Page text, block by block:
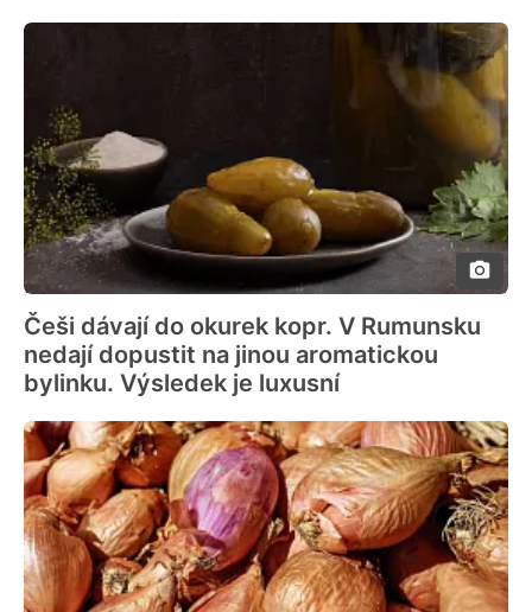
Češi dávají do okurek kopr. V Rumunsku
nedají dopustit na jinou aromatickou
bylinku. Výsledek je luxusní